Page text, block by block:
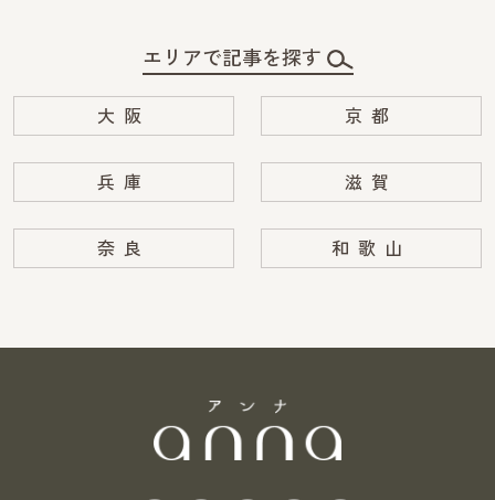
エリアで記事を探す
大阪 京都
兵庫 滋賀
奈良 和歌山